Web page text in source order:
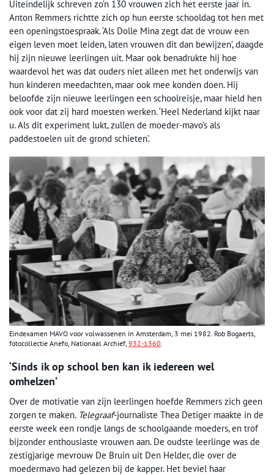
Uiteindelijk schreven zo’n 130 vrouwen zich het eerste jaar in.
Anton Remmers richtte zich op hun eerste schooldag tot hen met
een openingstoespraak. ‘Als Dolle Mina zegt dat de vrouw een
eigen leven moet leiden, laten vrouwen dit dan bewijzen’, daagde
hij zijn nieuwe leerlingen uit. Maar ook benadrukte hij hoe
waardevol het was dat ouders niet alleen met het onderwijs van
hun kinderen meedachten, maar ook mee konden doen. Hij
beloofde zijn nieuwe leerlingen een schoolreisje, maar hield hen
ook voor dat zij hard moesten werken. ‘Heel Nederland kijkt naar
u. Als dit experiment lukt, zullen de moeder-mavo’s als
paddestoelen uit de grond schieten’.
Eindexamen MAVO voor volwassenen in Amsterdam, 3 mei 1982. Rob Bogaerts,
fotocollectie Anefo, Nationaal Archief, 932-1360
‘Sinds ik op school ben kan ik iedereen wel
omhelzen’
Over de motivatie van zijn leerlingen hoefde Remmers zich geen
zorgen te maken. Telegraaf-journaliste Thea Detiger maakte in de
eerste week een rondje langs de schoolgaande moeders, en trof
bijzonder enthousiaste vrouwen aan. De oudste leerlinge was de
zestigjarige mevrouw De Bruin uit Den Helder, die over de
moedermavo had gelezen bij de kapper. Het beviel haar